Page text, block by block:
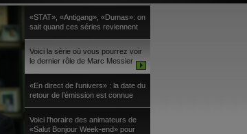
«STAT», «Antigang», «Dumas»: on
sait quand ces séries reviennent
Voici la série où vous pourrez voir
le dernier rôle de Marc Messier
«En direct de l’univers» : la date du
retour de l’émission est connue
Voici l'horaire des animateurs de
«Salut Bonjour Week-end» pour